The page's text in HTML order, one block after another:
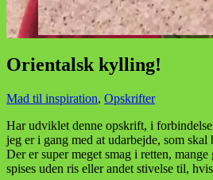
Orientalsk kylling!
Mad til inspiration, Opskrifter
Har udviklet denne opskrift, i
jeg er i gang med at udarbejde, som
Der er super meget smag i retten,
spises uden ris eller andet stivelse til,